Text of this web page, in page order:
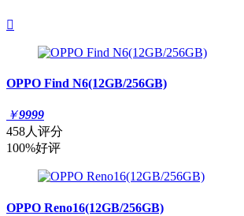

OPPO Find N6(12GB/256GB)
￥9999
458人评分
100%好评
OPPO Reno16(12GB/256GB)